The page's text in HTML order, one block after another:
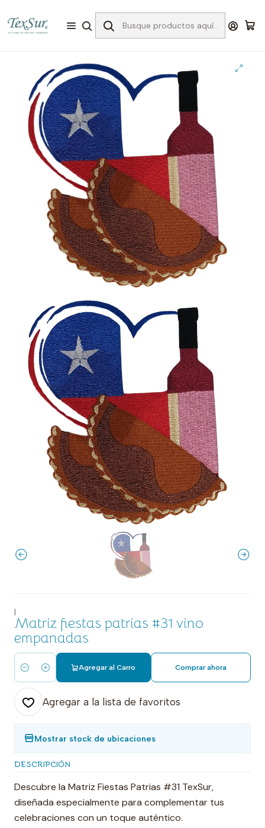
Bordado Matrices
Fiestas Patrias
Matriz fiestas patrias #31 vino empanadas
|
Matriz fiestas patrias #31 vino
empanadas
Cantidad
Agregar al Carro Comprar ahora
Agregar a la lista de favoritos
Mostrar stock de ubicaciones
DESCRIPCIÓN
Descubre la Matriz Fiestas Patrias #31 TexSur,
diseñada especialmente para complementar tus
celebraciones con un toque auténtico.